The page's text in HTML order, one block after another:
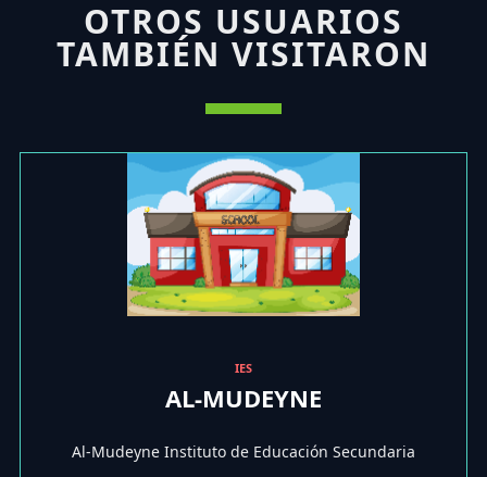
OTROS USUARIOS
TAMBIÉN VISITARON
IES
AL-MUDEYNE
Al-Mudeyne Instituto de Educación Secundaria